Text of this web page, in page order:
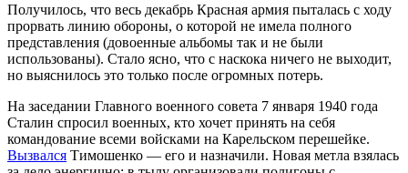
Получилось, что весь декабрь Красная армия пыталась с ходу
прорвать линию обороны, о которой не имела полного
представления (довоенные альбомы так и не были
использованы). Стало ясно, что с наскока ничего не выходит,
но выяснилось это только после огромных потерь.
На заседании Главного военного совета 7 января 1940 года
Сталин спросил военных, кто хочет принять на себя
командование всеми войсками на Карельском перешейке.
Вызвался Тимошенко — его и назначили. Новая метла взялась